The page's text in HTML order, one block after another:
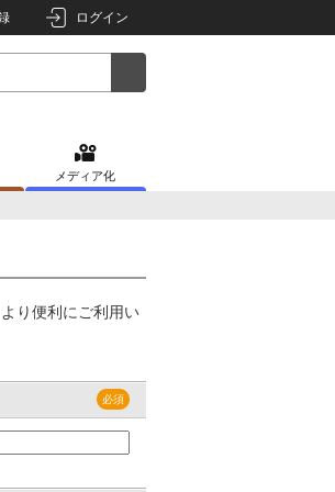
ログイン
メディア化
り便利にご利用い